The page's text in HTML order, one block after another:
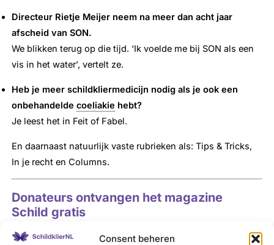
Consent beheren
Directeur Rietje Meijer neem na meer dan acht jaar
afscheid van SON.
We blikken terug op die tijd. ‘Ik voelde me bij SON als een
vis in het water’, vertelt ze.
Heb je meer schildkliermedicijn nodig als je ook een
onbehandeldecoeliakie hebt?
Je leest het in Feit of Fabel.
En daarnaast natuurlijk vaste rubrieken als: Tips & Tricks,
In je recht en Columns.
Donateurs ontvangen het magazine
Schild gratis
Schild magazine
van Schildklier Organisatie Nederland